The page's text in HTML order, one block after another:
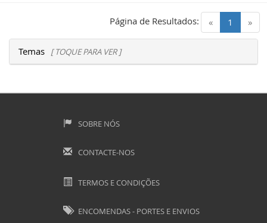
« 1 (current)
»
Página de Resultados:
Temas [ TOQUE PARA VER ]
SOBRE NÓS
CONTACTE-NOS
TERMOS E CONDIÇÕES
ENCOMENDAS - PORTES E ENVIOS